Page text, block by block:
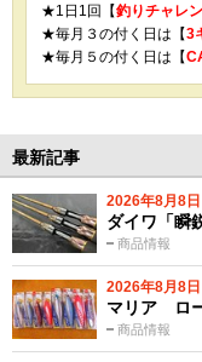
★1日1回【釣りチャレ
★毎月３の付く日は【3
★毎月５の付く日は【
最新記事
2026年8月8日
商品情報
ダイワ「瞬
2026年8月8日
商品情報
マリア ロ